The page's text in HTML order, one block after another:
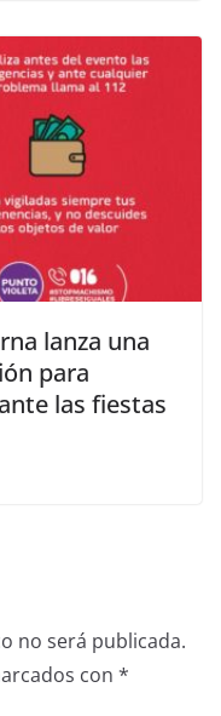
lanza una
para
las fiestas
no será publicada.
con *